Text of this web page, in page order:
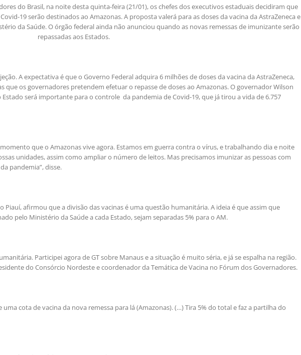
do Brasil, na noite desta quinta-feira (21/01), os chefes dos executivos estaduais decidiram que
19 serão destinados ao Amazonas. A proposta valerá para as doses da vacina da AstraZeneca e
da Saúde. O órgão federal ainda não anunciou quando as novas remessas de imunizante serão
repassadas aos Estados.
A expectativa é que o Governo Federal adquira 6 milhões de doses da vacina da AstraZeneca,
que os governadores pretendem efetuar o repasse de doses ao Amazonas. O governador Wilson
será importante para o controle da pandemia de Covid-19, que já tirou a vida de 6.757
que o Amazonas vive agora. Estamos em guerra contra o vírus, e trabalhando dia e noite
unidades, assim como ampliar o número de leitos. Mas precisamos imunizar as pessoas com
pandemia”, disse.
afirmou que a divisão das vacinas é uma questão humanitária. A ideia é que assim que
pelo Ministério da Saúde a cada Estado, sejam separadas 5% para o AM.
Participei agora de GT sobre Manaus e a situação é muito séria, e já se espalha na região.
do Consórcio Nordeste e coordenador da Temática de Vacina no Fórum dos Governadores.
cota de vacina da nova remessa para lá (Amazonas). (…) Tira 5% do total e faz a partilha do